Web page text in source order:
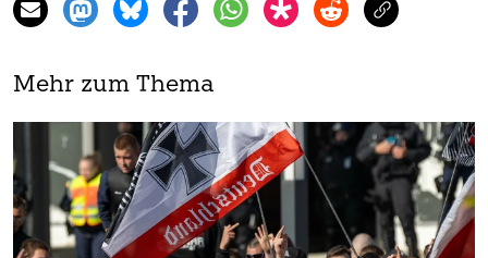
Mehr zum Thema